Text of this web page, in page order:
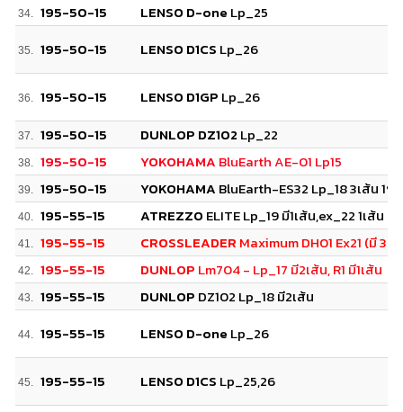
34. 195-50-15 LENSO D-one Lp_25
35. 195-50-15 LENSO D1CS Lp_26
36. 195-50-15 LENSO D1GP Lp_26
37. 195-50-15 DUNLOP DZ102 Lp_22
38. 195-50-15 YOKOHAMA BluEarth AE-01 Lp15
39. 195-50-15 YOKOHAMA BluEarth-ES32 Lp_18 3เส้น 19
40. 195-55-15 ATREZZO ELITE Lp_19 มี1เส้น,ex_22 1เส้น
41. 195-55-15 CROSSLEADER Maximum DH01 Ex21 (มี 3 เ
42. 195-55-15 DUNLOP Lm704 - Lp_17 มี2เส้น, R1 มี1เส้น
43. 195-55-15 DUNLOP DZ102 Lp_18 มี2เส้น
44. 195-55-15 LENSO D-one Lp_26
45. 195-55-15 LENSO D1CS Lp_25,26